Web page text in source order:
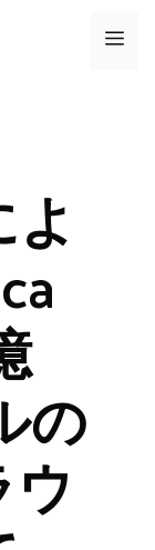
メ
の